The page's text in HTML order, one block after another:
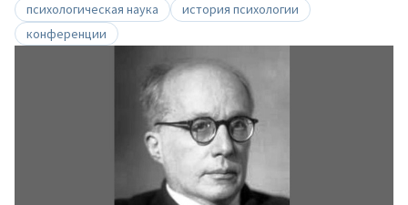
психологическая наука
история психологии
конференции